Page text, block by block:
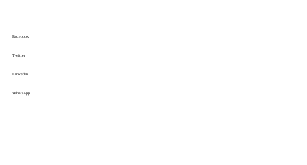
Facebook
Twitter
LinkedIn
WhatsApp